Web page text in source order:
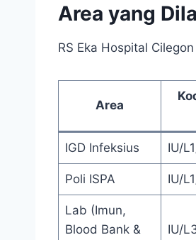
Area yang
RS Eka Hospital
Area
IGD Infeksius IU/
Poli ISPA IU/
Lab (Imun,
Blood Bank &
IU/